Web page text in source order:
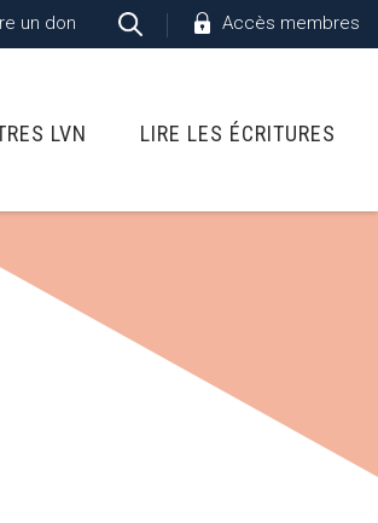
un don Accès membres
LVN LIRE LES ÉCRITURES